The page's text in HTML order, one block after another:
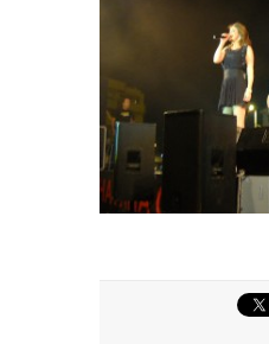
de Ultramar al
Presentado el IV Torneo
de San Roque, que